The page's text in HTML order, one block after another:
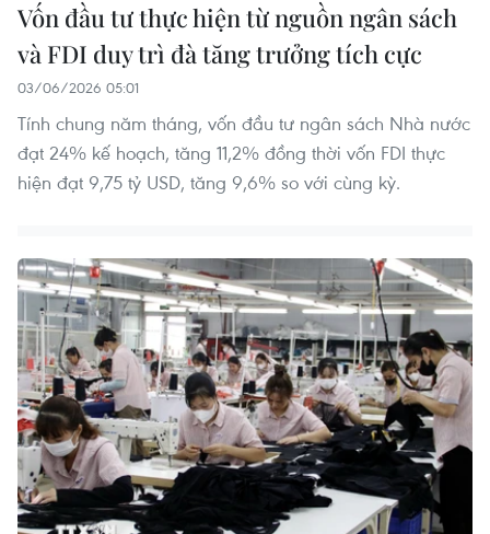
Vốn đầu tư thực hiện từ nguồn ngân sách
và FDI duy trì đà tăng trưởng tích cực
03/06/2026 05:01
Tính chung năm tháng, vốn đầu tư ngân sách Nhà nước
đạt 24% kế hoạch, tăng 11,2% đồng thời vốn FDI thực
hiện đạt 9,75 tỷ USD, tăng 9,6% so với cùng kỳ.